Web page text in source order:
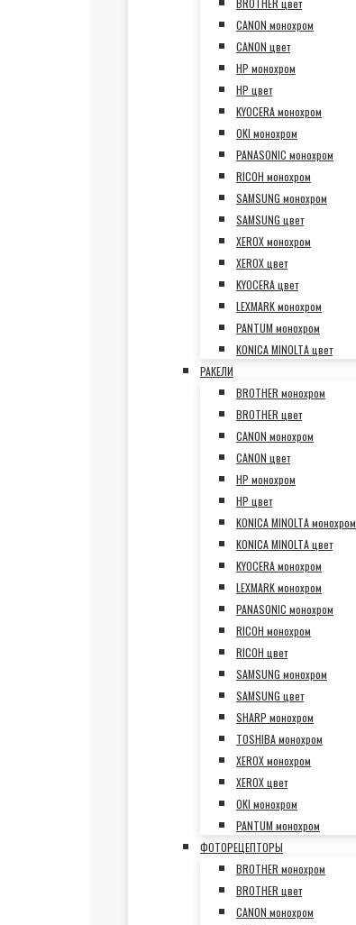
BROTHER цвет
CANON монохром
CANON цвет
HP монохром
HP цвет
KYOCERA монохром
OKI монохром
PANASONIC монохром
RICOH монохром
SAMSUNG монохром
SAMSUNG цвет
XEROX монохром
XEROX цвет
KYOCERA цвет
LEXMARK монохром
PANTUM монохром
KONICA MINOLTA цвет
РАКЕЛИ
BROTHER монохром
BROTHER цвет
CANON монохром
CANON цвет
HP монохром
HP цвет
KONICA MINOLTA монохром
KONICA MINOLTA цвет
KYOCERA монохром
LEXMARK монохром
PANASONIC монохром
RICOH монохром
RICOH цвет
SAMSUNG монохром
SAMSUNG цвет
SHARP монохром
TOSHIBA монохром
XEROX монохром
XEROX цвет
OKI монохром
PANTUM монохром
ФОТОРЕЦЕПТОРЫ
BROTHER монохром
BROTHER цвет
CANON монохром